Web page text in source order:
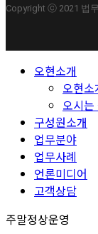
Copyright ⓒ 2021 법
Close 오현소개
오현소
오시는
구성원소개
업무분야
업무사례
언론미디어
고객상담
주말정상운영